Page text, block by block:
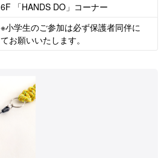
6F 「HANDS DO」コーナー
※小学生のご参加は必ず保護者同伴に
てお願いいたします。